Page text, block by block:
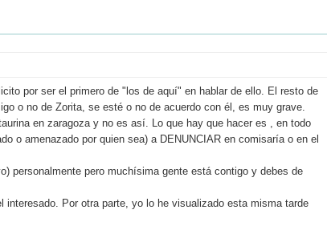
por ser el primero de "los de aquí" en hablar de ello. El resto de
o no de Zorita, se esté o no de acuerdo con él, es muy grave.
en zaragoza y no es así. Lo que hay que hacer es , en todo
o amenazado por quien sea) a DENUNCIAR en comisaría o en el
personalmente pero muchísima gente está contigo y debes de
interesado. Por otra parte, yo lo he visualizado esta misma tarde